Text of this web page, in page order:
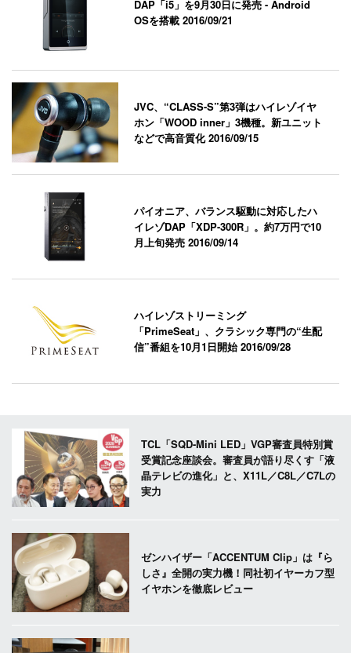
DAP「i5」を9月30日に発売 - Android
OSを搭載2016/09/21
JVC、“CLASS-S”第3弾はハイレゾイヤ
ホン「WOOD inner」3機種。新ユニット
などで高音質化2016/09/15
パイオニア、バランス駆動に対応したハ
イレゾDAP「XDP-300R」。約7万円で10
月上旬発売2016/09/14
ハイレゾストリーミング
「PrimeSeat」、クラシック専門の“生配
信”番組を10月1日開始2016/09/28
TCL「SQD-Mini LED」VGP審査員特別賞
受賞記念座談会。審査員が語り尽くす「液
晶テレビの進化」と、X11L／C8L／C7Lの
実力
ゼンハイザー「ACCENTUM Clip」は『ら
しさ』全開の実力機！同社初イヤーカフ型
イヤホンを徹底レビュー